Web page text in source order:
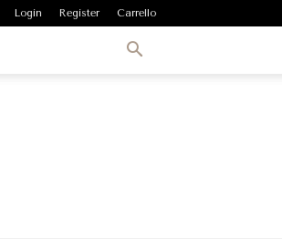
Login Register Carrello